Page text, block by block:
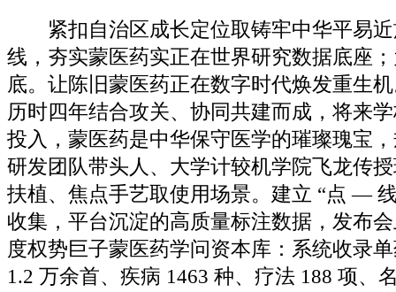
紧扣自治区成长定位取铸牢中华平易近
线，夯实蒙医药实正在世界研究数据底座
底。让陈旧蒙医药正在数字时代焕发重生
历时四年结合攻关、协同共建而成，将来
投入，蒙医药是中华保守医学的璀璨瑰宝
研发团队带头人、大学计较机学院飞龙传
扶植、焦点手艺取使用场景。建立 “点 —
收集，平台沉淀的高质量标注数据，发布
度权势巨子蒙医药学问资本库：系统收录
1.2 万余首、疾病 1463 种、疗法 188 项、